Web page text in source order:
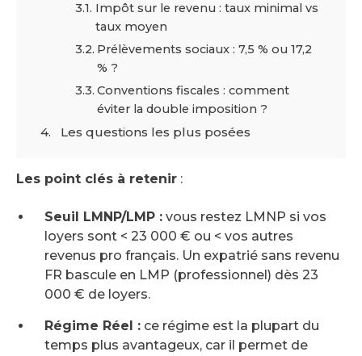
Impôt sur le revenu : taux minimal vs
taux moyen
Prélèvements sociaux : 7,5 % ou 17,2
% ?
Conventions fiscales : comment
éviter la double imposition ?
Les questions les plus posées
Les point clés à retenir :
Seuil LMNP/LMP : vous restez LMNP si vos
loyers sont < 23 000 € ou < vos autres
revenus pro français. Un expatrié sans revenu
FR bascule en LMP (professionnel) dès 23
000 € de loyers.
Régime Réel : ce régime est la plupart du
temps plus avantageux, car il permet de